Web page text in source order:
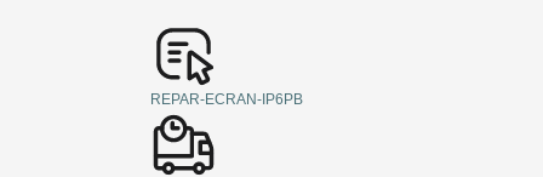
REPAR-ECRAN-IP6PB